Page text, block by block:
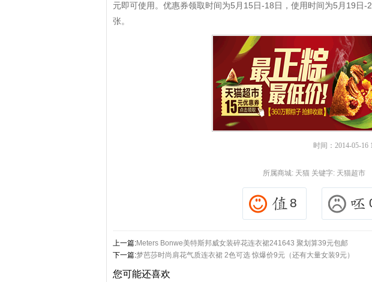
元即可使用。优惠券领取时间为5月15日-18日，使用时间为5月19日-
张。
时间：2014-05-16
所属商城: 天猫关键字: 天猫超市
8
上一篇:Meters Bonwe美特斯邦威女装碎花连衣裙241643 聚划算39元包邮
下一篇:梦芭莎时尚肩花气质连衣裙 2色可选 惊爆价9元（还有大量女装9元）
您可能还喜欢
拼多多优惠券+拼多多返利 淘宝